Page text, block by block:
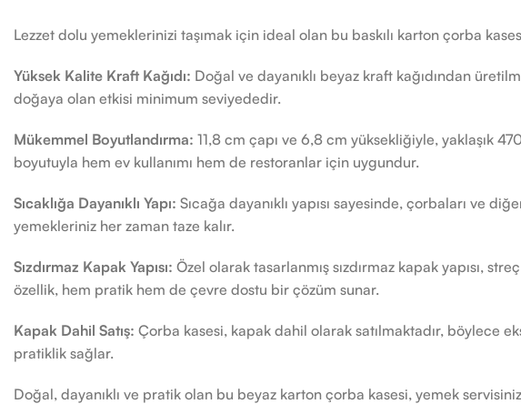
Lezzet dolu yemeklerinizi taşımak için ideal olan bu baskılı karton çorba
Yüksek Kalite Kraft Kağıdı: Doğal ve dayanıklı beyaz kraft kağıdından
doğaya olan etkisi minimum seviyededir.
Mükemmel Boyutlandırma: 11,8 cm çapı ve 6,8 cm yüksekliğiyle, yaklaşık
boyutuyla hem ev kullanımı hem de restoranlar için uygundur.
Sıcaklığa Dayanıklı Yapı: Sıcağa dayanıklı yapısı sayesinde, çorbaları ve
yemekleriniz her zaman taze kalır.
Sızdırmaz Kapak Yapısı: Özel olarak tasarlanmış sızdırmaz kapak yapısı,
özellik, hem pratik hem de çevre dostu bir çözüm sunar.
Kapak Dahil Satış: Çorba kasesi, kapak dahil olarak satılmaktadır, böylece
pratiklik sağlar.
Doğal, dayanıklı ve pratik olan bu beyaz karton çorba kasesi, yemek